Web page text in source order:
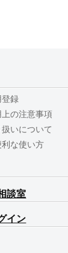
登録
の注意事項
いについて
な使い方
談室
イン